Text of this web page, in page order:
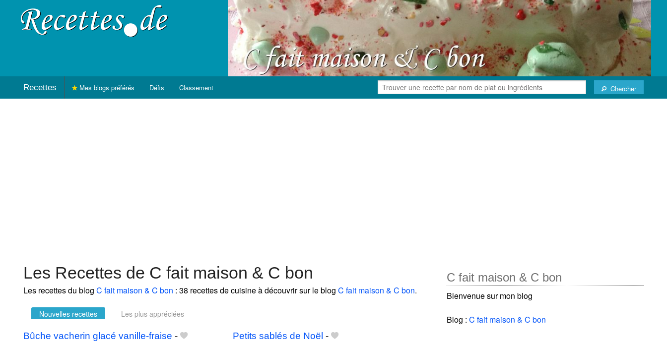
Recettes Chercher
Mes blogs préférés Défis Classement
Les Recettes de C fait maison & C bon
Les recettes du blog C fait maison & C bon : 38 recettes de cuisine à découvrir sur le blog C fait maison & C bon.
Nouvelles recettes Les plus appréciées
Bûche vacherin glacé vanille-fraise -
Petits sablés de Noël -
C fait maison & C bon
Bienvenue sur mon blog
Blog :C fait maison & C bon